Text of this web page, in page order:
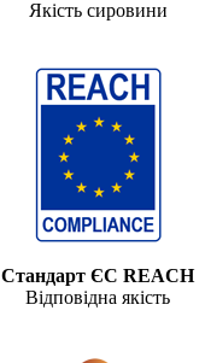
Якість сировини
Стандарт ЄС REACH
Відповідна якість